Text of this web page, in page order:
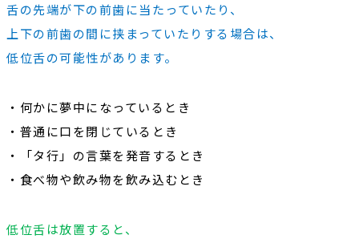
舌の先端が下の前歯に当たっていたり、
上下の前歯の間に挟まっていたりする場合は、
低位舌の可能性があります。
・何かに夢中になっているとき
・普通に口を閉じているとき
・「タ行」の言葉を発音するとき
・食べ物や飲み物を飲み込むとき
低位舌は放置すると、